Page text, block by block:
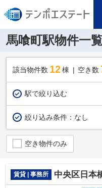
馬喰町駅物件一
該当物件数 12棟 空き数
駅で絞り込む
絞り込み条件： なし
空き物件のみ
賃貸 | 事務所 中央区日本